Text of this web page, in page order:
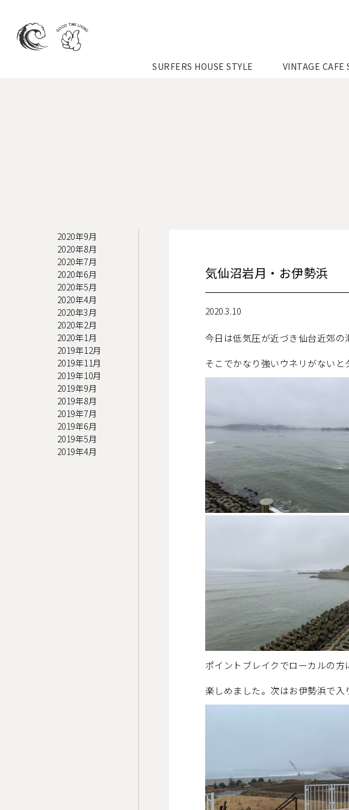
SURFERS HOUSE STYLE VINTAGE CAFE
2020年9月
2020年8月
2020年7月
2020年6月
2020年5月
2020年4月
2020年3月
2020年2月
2020年1月
2019年12月
2019年11月
2019年10月
2019年9月
2019年8月
2019年7月
2019年6月
2019年5月
2019年4月
気仙沼岩月・お伊勢浜
2020.3.10
今日は低気圧が近づき仙台近郊の
そこでかなり強いウネリがないと
ポイントブレイクでローカルの
楽しめました。次はお伊勢浜で入